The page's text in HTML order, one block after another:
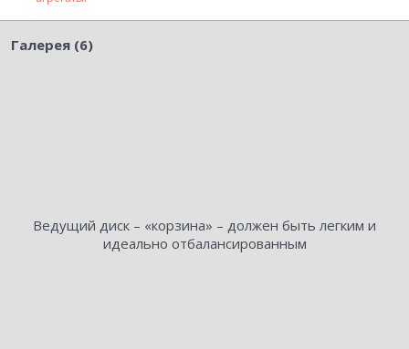
Галерея (6)
Ведущий диск – «корзина» – должен быть легким и
идеально отбалансированным